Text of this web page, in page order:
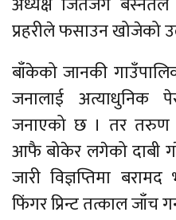
प्रहरीले फसाउन खोजेको
बाँकेको जानकी
जनालाई अत्याधुनिक
जनाएको छ । तर तरुण
आफै बोकेर लगेको दाबी
जारी विज्ञप्तिमा
फिंगर प्रिन्ट तत्काल जाँच